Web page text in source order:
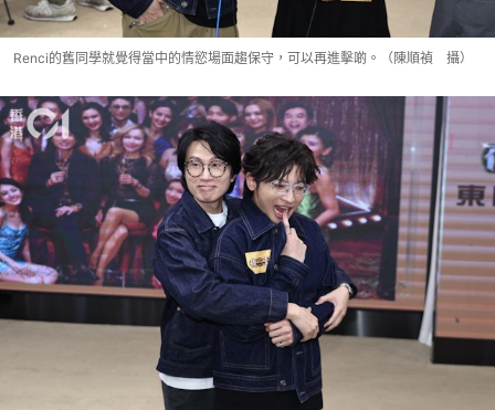
Renci的舊同學就覺得當中的情慾場面趨保守，可以再進擊啲。（陳順禎 攝）